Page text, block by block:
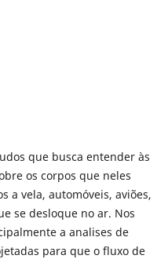
que busca entender às
os corpos que neles
a vela, automóveis, aviões,
se desloque no ar. Nos
a analises de
para que o fluxo de